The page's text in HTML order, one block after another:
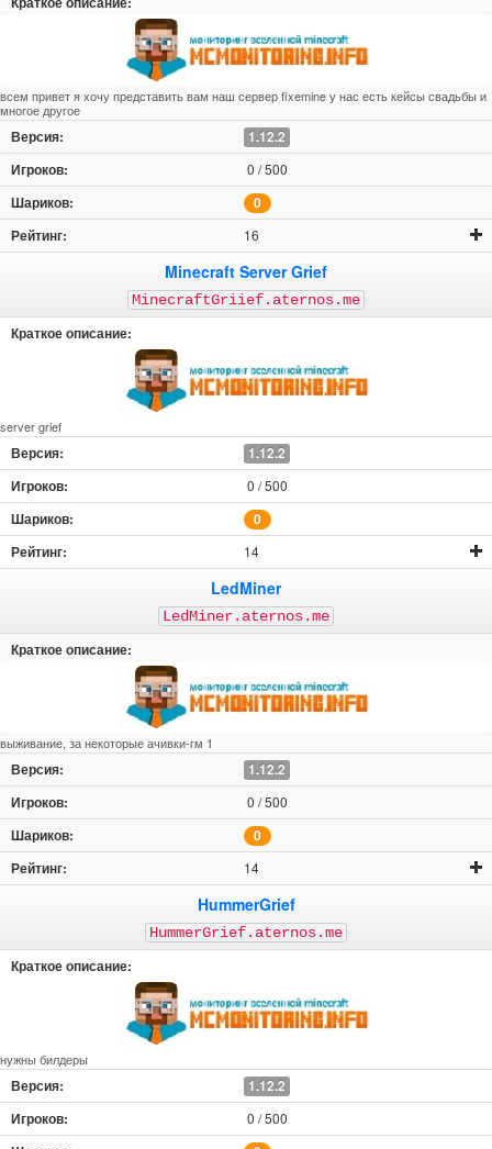
всем привет я хочу представить вам наш сервер fixemine у нас есть кейсы свадьбы и
многое другое
1.12.2
0 / 500
0
16
Minecraft Server Grief
MinecraftGriief.aternos.me
server grief
1.12.2
0 / 500
0
14
LedMiner
LedMiner.aternos.me
выживание, за некоторые ачивки-гм 1
1.12.2
0 / 500
0
14
HummerGrief
HummerGrief.aternos.me
нужны билдеры
1.12.2
0 / 500